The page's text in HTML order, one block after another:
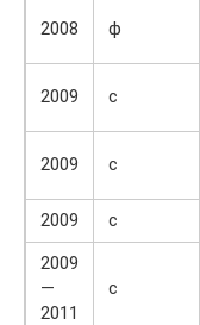
2008 ф
2009 с
2009 с
2009
с
2009
—
2011
с